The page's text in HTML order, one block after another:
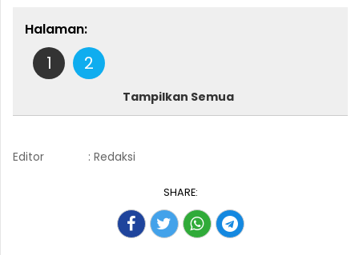
Halaman:
1 2
Tampilkan Semua
Editor : Redaksi
SHARE: